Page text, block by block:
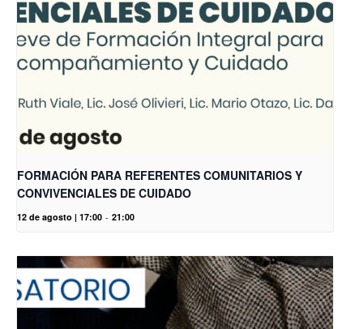
FORMACIÓN PARA REFERENTES COMUNITARIOS Y
CONVIVENCIALES DE CUIDADO
12 de agosto | 17:00 - 21:00